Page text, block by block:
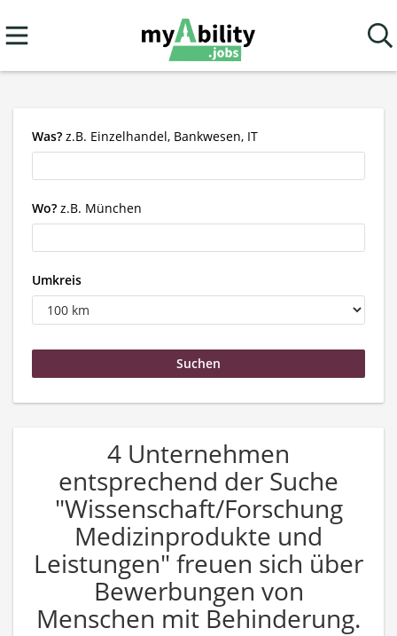
Was? z.B. Einzelhandel, Bankwesen, IT
Wo? z.B. München
Umkreis
4 Unternehmen
entsprechend der Suche
"Wissenschaft/Forschung
Medizinprodukte und
Leistungen" freuen sich über
Bewerbungen von
Menschen mit Behinderung.